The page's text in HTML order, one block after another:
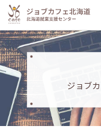
ジョブ